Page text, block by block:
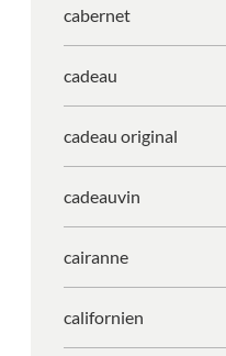
cabernet
cadeau
cadeau original
cadeauvin
cairanne
californien